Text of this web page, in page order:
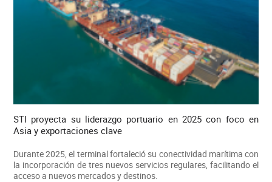
STI proyecta su liderazgo portuario en 2025 con foco en
Asia y exportaciones clave
Durante 2025, el terminal fortaleció su conectividad marítima con
la incorporación de tres nuevos servicios regulares, facilitando el
acceso a nuevos mercados y destinos.